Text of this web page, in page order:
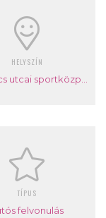
HELYSZÍN
TÍPUS
felvonulás